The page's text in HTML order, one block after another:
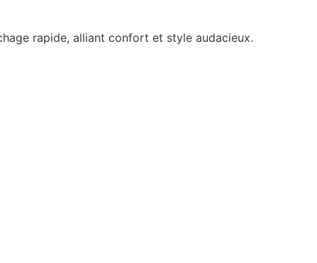
rapide, alliant confort et style audacieux.